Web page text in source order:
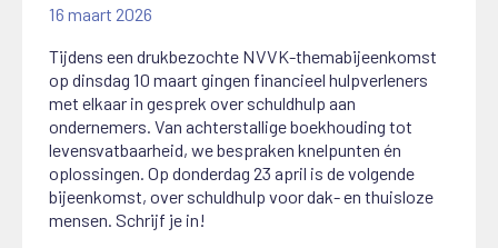
16 maart 2026
Tijdens een drukbezochte NVVK-themabijeenkomst
op dinsdag 10 maart gingen financieel hulpverleners
met elkaar in gesprek over schuldhulp aan
ondernemers. Van achterstallige boekhouding tot
levensvatbaarheid, we bespraken knelpunten én
oplossingen. Op donderdag 23 april is de volgende
bijeenkomst, over schuldhulp voor dak- en thuisloze
mensen. Schrijf je in!